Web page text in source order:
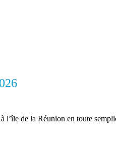
l’île de la Réunion en toute